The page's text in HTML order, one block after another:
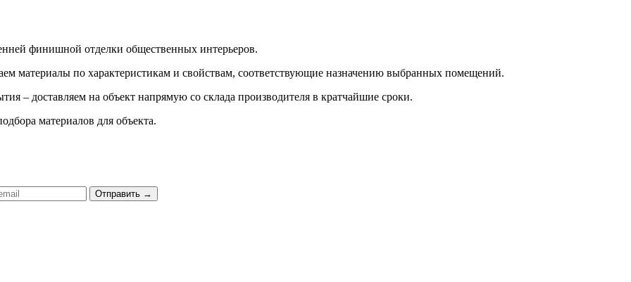
финишной отделки общественных интерьеров.
материалы по характеристикам и свойствам, соответствующие назначению выбранных помещений.
– доставляем на объект напрямую со склада производителя в кратчайшие сроки.
материалов для объекта.
Отправить →